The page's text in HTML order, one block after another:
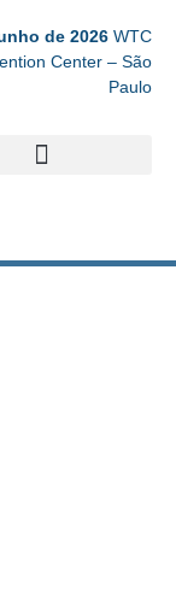
de 2026 WTC
Center – São
Paulo